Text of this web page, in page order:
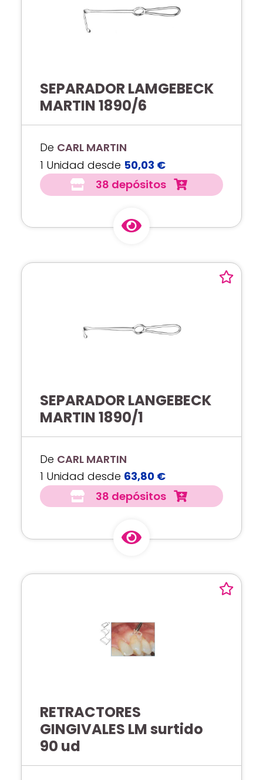
SEPARADOR LAMGEBECK
MARTIN 1890/6
De CARL MARTIN
1 Unidad desde 50,03 €
38 depósitos
SEPARADOR LANGEBECK
MARTIN 1890/1
De CARL MARTIN
1 Unidad desde 63,80 €
38 depósitos
RETRACTORES
GINGIVALES LM surtido
90 ud